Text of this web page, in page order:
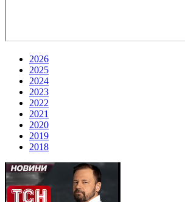
2026
2025
2024
2023
2022
2021
2020
2019
2018